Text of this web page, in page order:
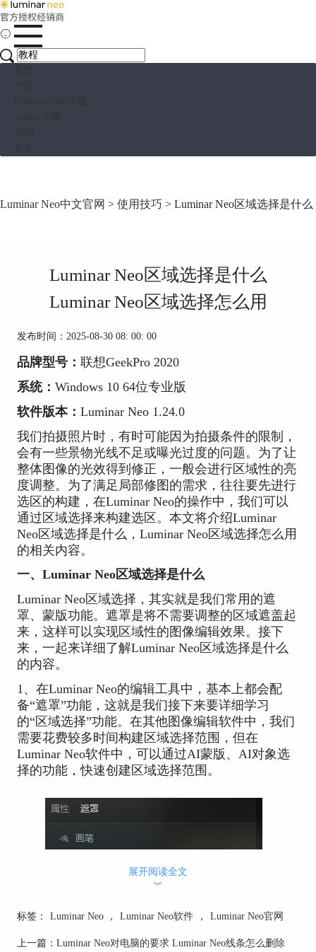
Luminar Neo中文官网 > 使用技巧 > Luminar Neo区域选择是什
Luminar Neo区域选择是什么
Luminar Neo区域选择怎么用
发布时间：2025-08-30 08: 00: 00
品牌型号： 联想GeekPro 2020
系统： Windows 10 64位专业版
软件版本： Luminar Neo 1.24.0
我们拍摄照片时，有时可能因为拍摄条件的限制，
会有一些景物光线不足或曝光过度的问题。为了让
整体图像的光效得到修正，一般会进行区域性的亮
度调整。为了满足局部修图的需求，往往要先进行
选区的构建，在Luminar Neo的操作中，我们可以
通过区域选择来构建选区。本文将介绍Luminar
Neo区域选择是什么，Luminar Neo区域选择怎么用
的相关内容。
一、Luminar Neo区域选择是什么
Luminar Neo区域选择，其实就是我们常用的遮
罩、蒙版功能。遮罩是将不需要调整的区域遮盖起
来，这样可以实现区域性的图像编辑效果。接下
来，一起来详细了解Luminar Neo区域选择是什么
的内容。
1、在Luminar Neo的编辑工具中，基本上都会配
备“遮罩”功能，这就是我们接下来要详细学习
的“区域选择”功能。在其他图像编辑软件中，我们
需要花费较多时间构建区域选择范围，但在
Luminar Neo软件中，可以通过AI蒙版、AI对象选
择的功能，快速创建区域选择范围。
展开阅读全文
︾
标签： Luminar Neo ， Luminar Neo软件 ， Luminar Neo官网
上一篇： Luminar Neo对电脑的要求 Luminar Neo线条怎么删除